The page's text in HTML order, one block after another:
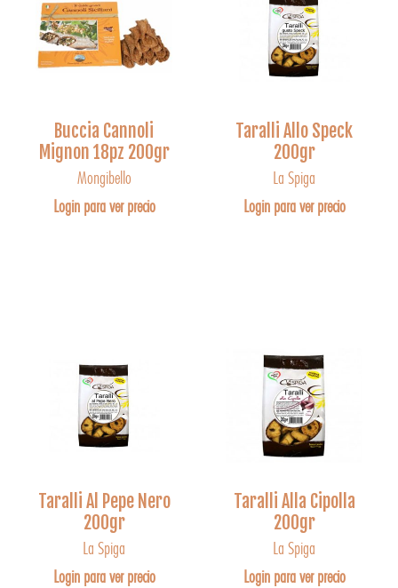
Buccia Cannoli
Mignon 18pz 200gr
Mongibello
Login para ver precio
Taralli Allo Speck
200gr
La Spiga
Login para ver precio
Taralli Al Pepe Nero
200gr
La Spiga
Login para ver precio
Taralli Alla Cipolla
200gr
La Spiga
Login para ver precio